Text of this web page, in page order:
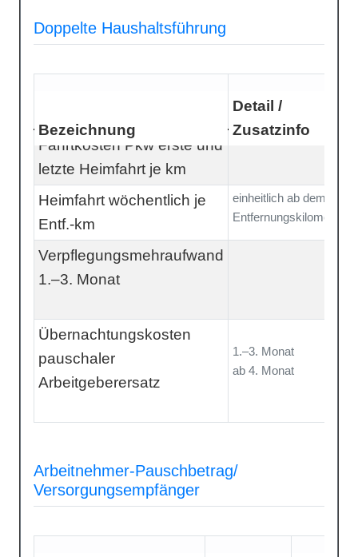
Doppelte Haushaltsführung
Bezeichnung
Detail /
Zusatzinfo
Fahrtkosten Pkw erste und
letzte Heimfahrt je km
Heimfahrt wöchentlich je
Entf.-km
einheitlich ab dem 1.
Entfernungskilometer
Verpflegungsmehraufwand
1.–3. Monat
Übernachtungskosten
pauschaler
Arbeitgeberersatz
1.–3. Monat
ab 4. Monat
Arbeitnehmer-Pauschbetrag/
Versorgungsempfänger